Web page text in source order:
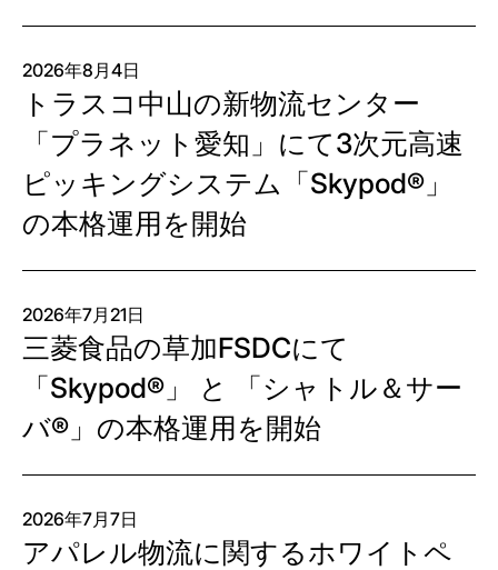
2026年8月4日
トラスコ中山の新物流センター
「プラネット愛知」にて3次元高速
ピッキングシステム「Skypod®」
の本格運用を開始
2026年7月21日
三菱食品の草加FSDCにて
「Skypod®」 と 「シャトル＆サー
バ®」の本格運用を開始
2026年7月7日
アパレル物流に関するホワイトペ